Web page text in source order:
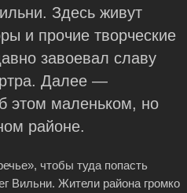
Здесь живут
и прочие творческие
завоевал славу
Далее —
этом маленьком, но
районе.
чтобы туда попасть
Вильни. Жители района громко